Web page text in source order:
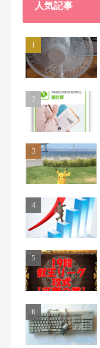
人気記事